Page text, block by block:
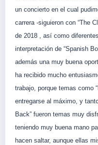
un concierto en el cual
carrera -siguieron con “The
de 2018 , así como
interpretación de “Spanish
además una muy buena
ha recibido mucho
trabajo, porque temas como
entregarse al máximo, y
Back” fueron temas muy
teniendo muy buena mano
hacen saltar, aunque ellas